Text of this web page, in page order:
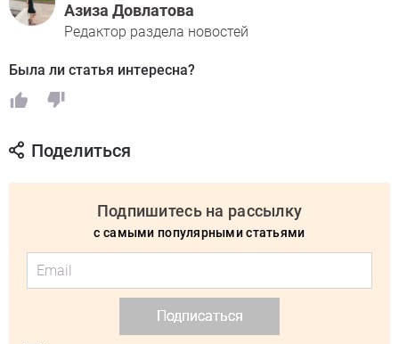
Азиза Довлатова
Редактор раздела новостей
Была ли статья интересна?
Поделиться
Подпишитесь на рассылку
с самыми популярными статьями
Подписаться